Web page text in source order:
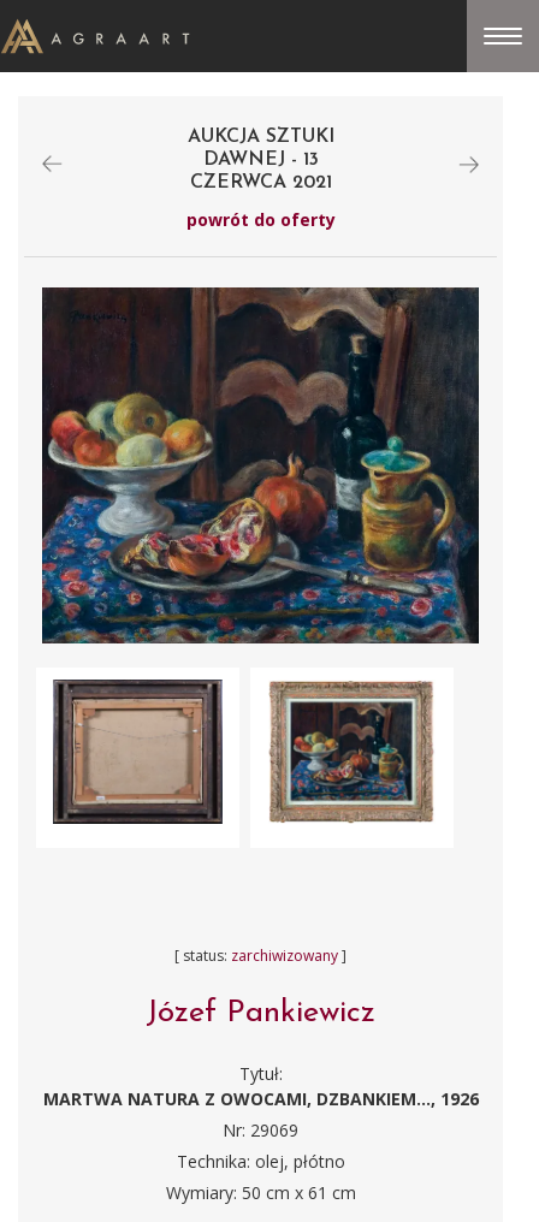
AUKCJA SZTUKI
DAWNEJ - 13
CZERWCA 2021
powrót do oferty
[ status: zarchiwizowany]
Józef Pankiewicz
Tytuł:
MARTWA NATURA Z OWOCAMI, DZBANKIEM..., 1926
Nr: 29069
Technika: olej, płótno
Wymiary: 50 cm x 61 cm